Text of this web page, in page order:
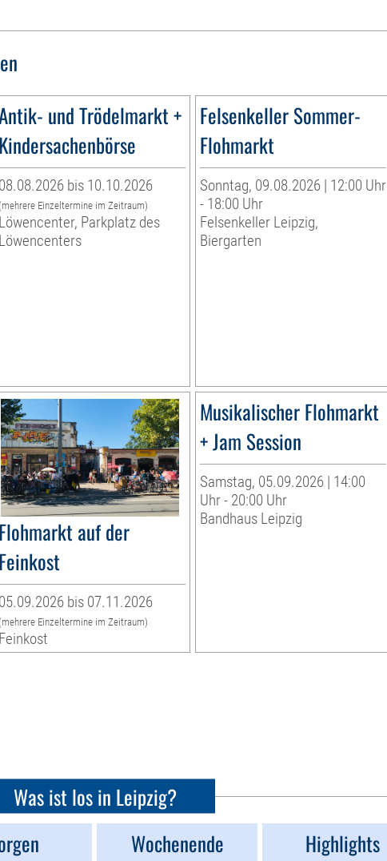
und Trödelmarkt +
Kindersachenbörse
08.08.2026 bis 10.10.2026
(mehrere Einzeltermine im Zeitraum)
Löwencenter, Parkplatz des
Löwencenters
Felsenkeller Sommer-
Flohmarkt
Sonntag, 09.08.2026 | 12:00 Uhr
- 18:00 Uhr
Felsenkeller Leipzig,
Biergarten
Flohmarkt auf der
Feinkost
05.09.2026 bis 07.11.2026
(mehrere Einzeltermine im Zeitraum)
Feinkost
Musikalischer Flohmarkt
+ Jam Session
Samstag, 05.09.2026 | 14:00
Uhr - 20:00 Uhr
Bandhaus Leipzig
Was ist los in Leipzig?
Wochenende Highlights